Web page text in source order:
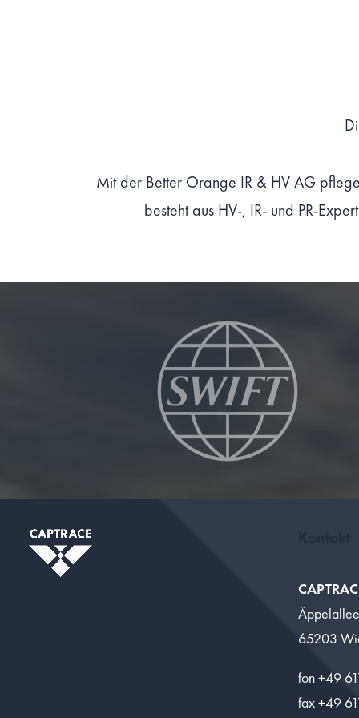
Mit der Better Orange IR & HV AG
besteht aus HV-, IR- und PR-
65203
fon +49
fax +49